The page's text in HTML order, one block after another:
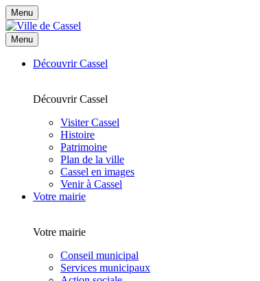
Menu
Menu
Découvrir Cassel
Découvrir Cassel
Visiter Cassel
Histoire
Patrimoine
Plan de la ville
Cassel en images
Venir à Cassel
Votre mairie
Votre mairie
Conseil municipal
Services municipaux